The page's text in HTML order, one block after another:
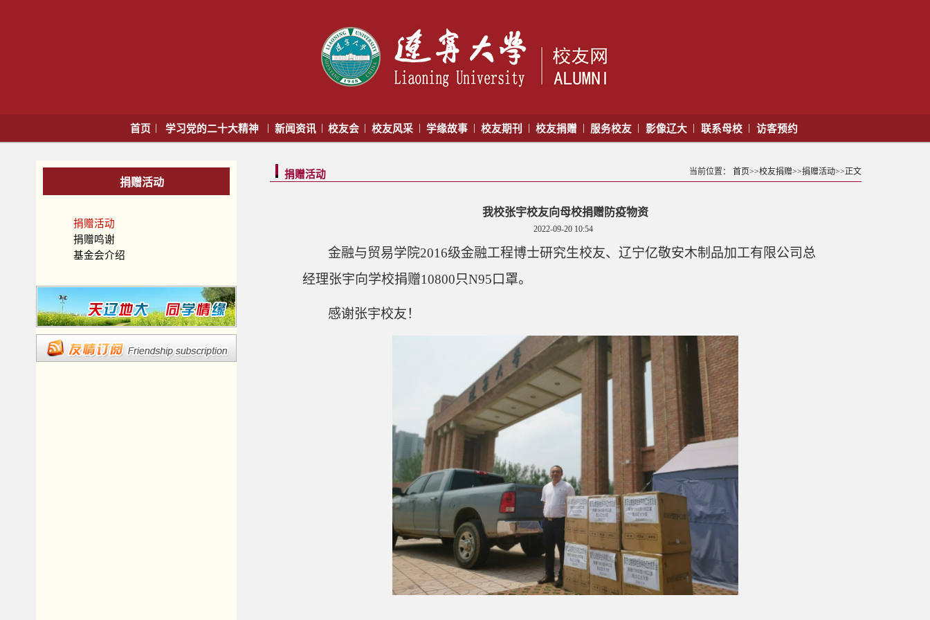
首页 | 学习党的二十大精神 | 新闻资讯 | 校友会 | 校友风采 | 学缘故事 | 校友期刊 | 校友捐赠 | 服务校友 | 影像辽大 | 联系母校 | 访客预约
捐赠活动
捐赠活动
捐赠鸣谢
基金会介绍
捐赠活动 当前位置： 首页>>校友捐赠>>捐赠活动>>正文
我校张宇校友向母校捐赠防疫物资
2022-09-20 10:54
金融与贸易学院2016级金融工程博士研究生校友、辽宁亿敬安木制品加工有限公司总
经理张宇向学校捐赠10800只N95口罩。
感谢张宇校友！